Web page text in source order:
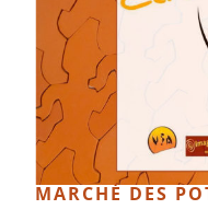
MARCHÉ DES